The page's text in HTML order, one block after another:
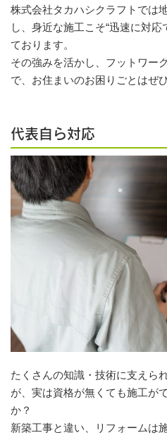
株式会社タカハシクラフトでは
し、身近な施工こそ“迅速に対応
ております。
その強みを活かし、フットワー
で、お住まいのお困りごとはぜ
代表自ら対応
たくさんの知識・技術に支えら
が、実は資格が無くても施工が
か？
新築工事と違い、リフォームは